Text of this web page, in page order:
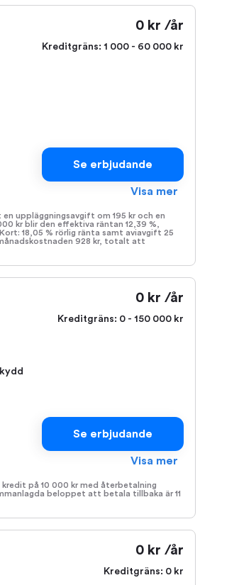
0 kr /år
Kreditgräns: 1 000 - 60 000 kr
Visa mer
Se erbjudande
uppläggningsavgift om 195 kr och en
kr blir den effektiva räntan 12,39 %,
18,05 % rörlig ränta samt aviavgift 25
928 kr, totalt att
0 kr /år
Kreditgräns: 0 - 150 000 kr
Visa mer
Se erbjudande
på 10 000 kr med återbetalning
beloppet att betala tillbaka är 11
0 kr /år
Kreditgräns: 0 kr